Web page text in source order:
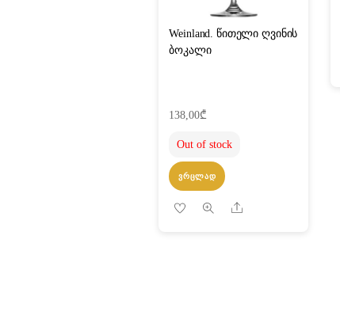
Weinland. წითელი ღვინის
ბოკალი
138,00₾
Out of stock
ᲕᲠᲪᲚᲐᲓ
Share